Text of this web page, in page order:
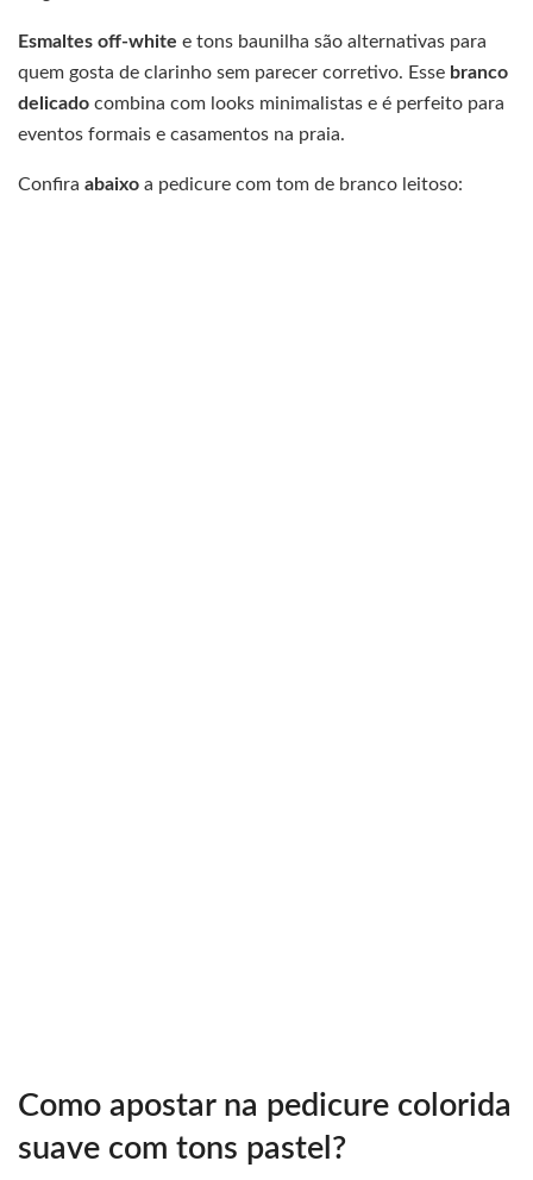
Esmaltes off-white e tons baunilha são alternativas para
quem gosta de clarinho sem parecer corretivo. Esse branco
delicado combina com looks minimalistas e é perfeito para
eventos formais e casamentos na praia.
Confira abaixo a pedicure com tom de branco leitoso:
Como apostar na pedicure colorida
suave com tons pastel?